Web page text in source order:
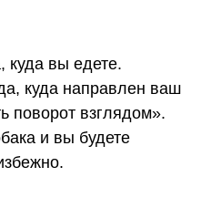
куда вы едете.
куда направлен ваш
поворот взглядом».
и вы будете